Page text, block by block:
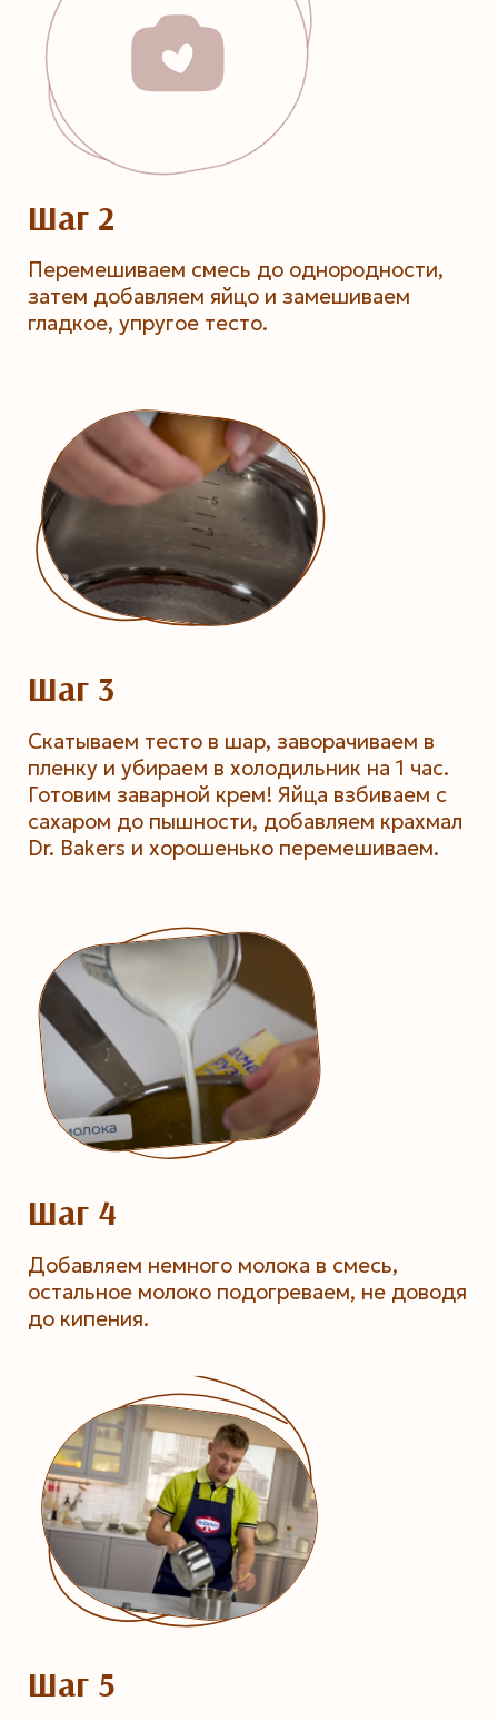
Шаг 2
Перемешиваем смесь до однородности,
затем добавляем яйцо и замешиваем
гладкое, упругое тесто.
Шаг 3
Скатываем тесто в шар, заворачиваем в
пленку и убираем в холодильник на 1 час.
Готовим заварной крем! Яйца взбиваем с
сахаром до пышности, добавляем крахмал
Dr. Bakers и хорошенько перемешиваем.
Шаг 4
Добавляем немного молока в смесь,
остальное молоко подогреваем, не доводя
до кипения.
Шаг 5